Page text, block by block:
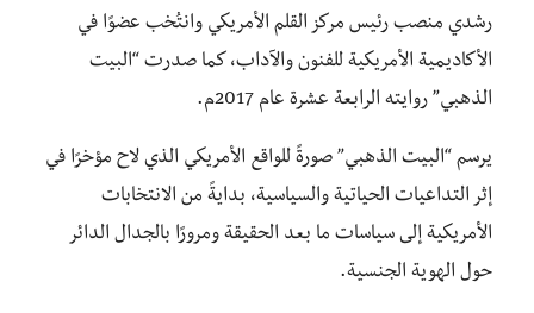
رشدي منصب رئيس مركز القلم الأمريكي وانتُخب عضوًا في
الأكاديمية الأمريكية للفنون والآداب، كما صدرت “البيت
الذهبي” روايته الرابعة عشرة عام 2017م.
يرسم “البيت الذهبي” صورةً للواقع الأمريكي الذي لاح مؤخرًا في
إثر التداعيات الحياتية والسياسية، بدايةً من الانتخابات
الأمريكية إلى سياسات ما بعد الحقيقة ومرورًا بالجدال الدائر
حول الهوية الجنسية.